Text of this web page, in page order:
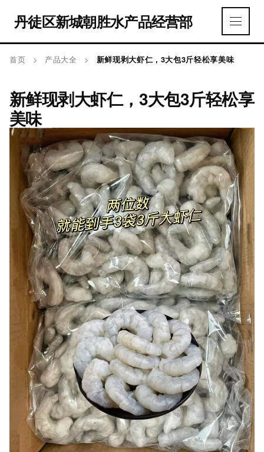
丹徒区新城朝胜水产品经营部
首页 > 产品大全 > 新鲜现剥大虾仁，3大包3斤轻松享美味
新鲜现剥大虾仁，3大包3斤轻松享
美味